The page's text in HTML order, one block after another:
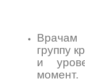
Врачам
группу
и
момент.